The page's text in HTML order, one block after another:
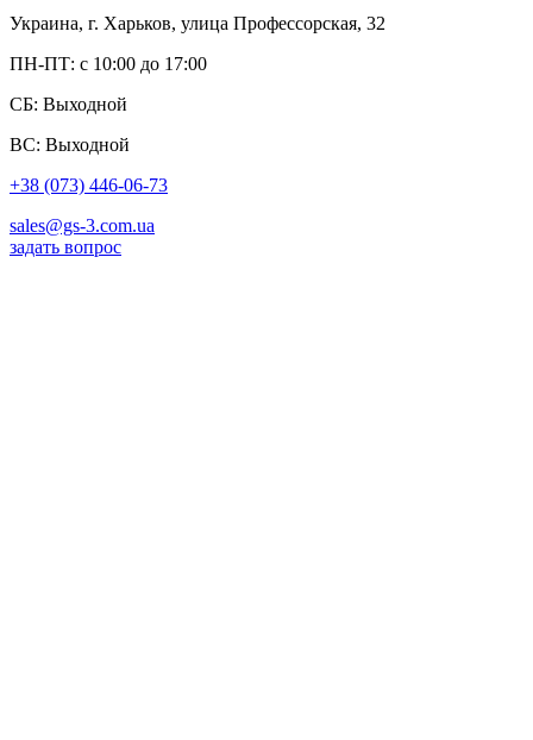
Украина, г. Харьков, улица Профессорская, 32
ПН-ПТ: с 10:00 до 17:00
СБ: Выходной
ВС: Выходной
+38 (073) 446-06-73
sales@gs-3.com.ua
задать вопрос